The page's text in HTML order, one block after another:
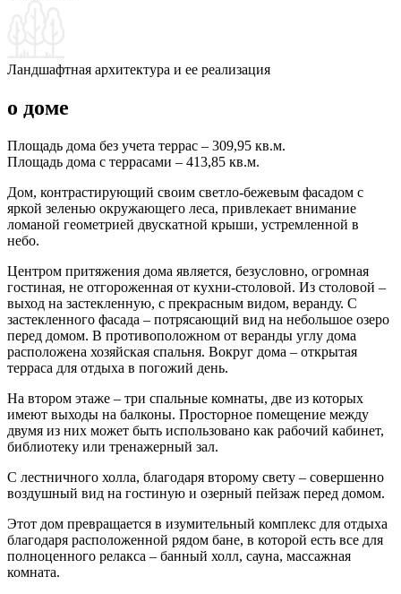
Ландшафтная архитектура и ее реализация
о доме
Площадь дома без учета террас – 309,95 кв.м.
Площадь дома с террасами – 413,85 кв.м.
Дом, контрастирующий своим светло-бежевым фасадом с
яркой зеленью окружающего леса, привлекает внимание
ломаной геометрией двускатной крыши, устремленной в
небо.
Центром притяжения дома является, безусловно, огромная
гостиная, не отгороженная от кухни-столовой. Из столовой –
выход на застекленную, с прекрасным видом, веранду. С
застекленного фасада – потрясающий вид на небольшое озеро
перед домом. В противоположном от веранды углу дома
расположена хозяйская спальня. Вокруг дома – открытая
терраса для отдыха в погожий день.
На втором этаже – три спальные комнаты, две из которых
имеют выходы на балконы. Просторное помещение между
двумя из них может быть использовано как рабочий кабинет,
библиотеку или тренажерный зал.
С лестничного холла, благодаря второму свету – совершенно
воздушный вид на гостиную и озерный пейзаж перед домом.
Этот дом превращается в изумительный комплекс для отдыха
благодаря расположенной рядом бане, в которой есть все для
полноценного релакса – банный холл, сауна, массажная
комната.